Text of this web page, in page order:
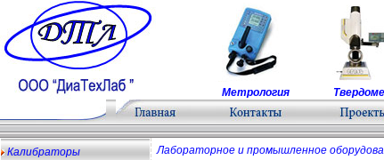
Метрология
Калибраторы
Лабораторное и промышленное